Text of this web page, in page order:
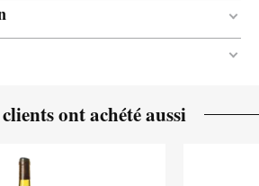
3 mois ont achété aussi